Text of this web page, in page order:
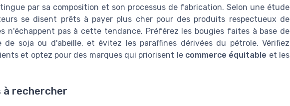
par sa composition et son processus de fabrication. Selon une étude
se disent prêts à payer plus cher pour des produits respectueux de
n'échappent pas à cette tendance. Préférez les bougies faites à base de
de soja ou d'abeille, et évitez les paraffines dérivées du pétrole. Vérifiez
et optez pour des marques qui priorisent le commerce équitable et les
rechercher